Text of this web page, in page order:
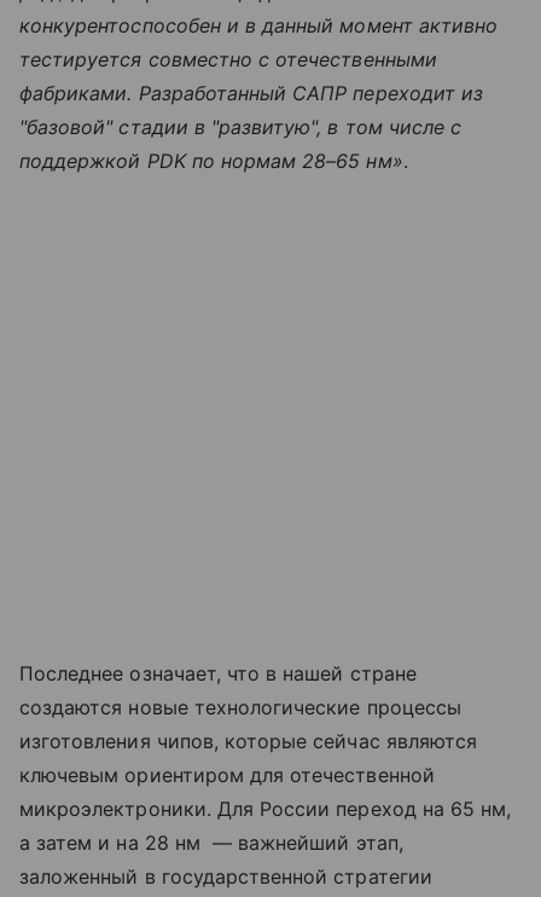
конкурентоспособен и в данный момент активно
тестируется совместно с отечественными
фабриками. Разработанный САПР переходит из
"базовой" стадии в "развитую", в том числе с
поддержкой PDK по нормам 28–65 нм».
Последнее означает, что в нашей стране
создаются новые технологические процессы
изготовления чипов, которые сейчас являются
ключевым ориентиром для отечественной
микроэлектроники. Для России переход на 65 нм,
а затем и на 28 нм — важнейший этап,
заложенный в государственной стратегии